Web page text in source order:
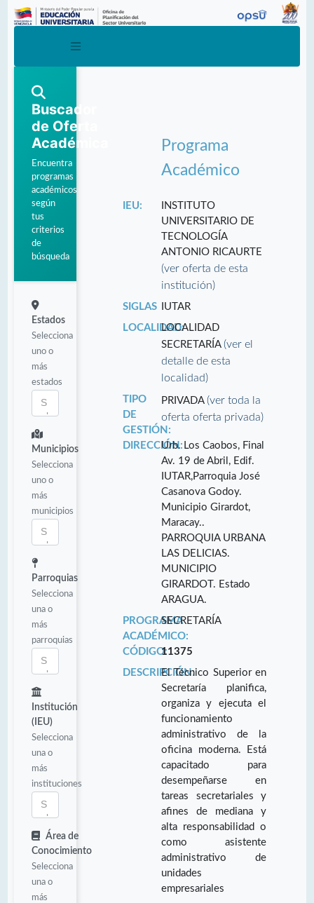
Buscador
de Oferta
Académica
Encuentra
programas
académicos
según
tus
criterios
de
búsqueda
Estados
Selecciona
uno o
más
estados
Municipios
Selecciona
uno o
más
municipios
Parroquias
Selecciona
una o
más
parroquias
Institución
(IEU)
Selecciona
una o
más
instituciones
Área de
Conocimiento
Selecciona
una o
más
Programa
Académico
IEU:
INSTITUTO
UNIVERSITARIO DE
TECNOLOGÍA
ANTONIO RICAURTE
(ver oferta de esta
institución)
SIGLAS
IUTAR
LOCALIDAD:LOCALIDAD
SECRETARÍA(ver el
detalle de esta
localidad)
TIPO
DE
GESTIÓN:
PRIVADA(ver toda la
oferta oferta privada)
DIRECCIÓN:Urb. Los Caobos, Final
Av. 19 de Abril, Edif.
IUTAR,Parroquia José
Casanova Godoy.
Municipio Girardot,
Maracay..
PARROQUIA URBANA
LAS DELICIAS.
MUNICIPIO
GIRARDOT. Estado
ARAGUA.
PROGRAMA
ACADÉMICO:
SECRETARÍA
CÓDIGO:11375
DESCRIPCIÓN:El Técnico Superior en
Secretaría planifica,
organiza y ejecuta el
funcionamiento
administrativo de la
oficina moderna. Está
capacitado para
desempeñarse en
tareas secretariales y
afines de mediana y
alta responsabilidad o
como asistente
administrativo de
unidades
empresariales